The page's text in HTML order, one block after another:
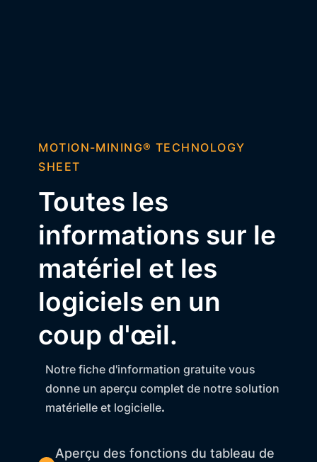
MOTION-MINING® TECHNOLOGY
SHEET
Toutes les
informations sur le
matériel et les
logiciels en un
coup d'œil.
Notre fiche d'information gratuite vous
donne un aperçu complet de notre solution
matérielle et logicielle.
Aperçu des fonctions du tableau de